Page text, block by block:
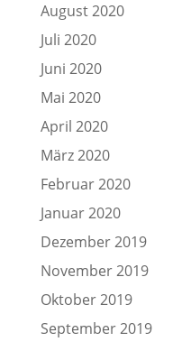
August 2020
Juli 2020
Juni 2020
Mai 2020
April 2020
März 2020
Februar 2020
Januar 2020
Dezember 2019
November 2019
Oktober 2019
September 2019